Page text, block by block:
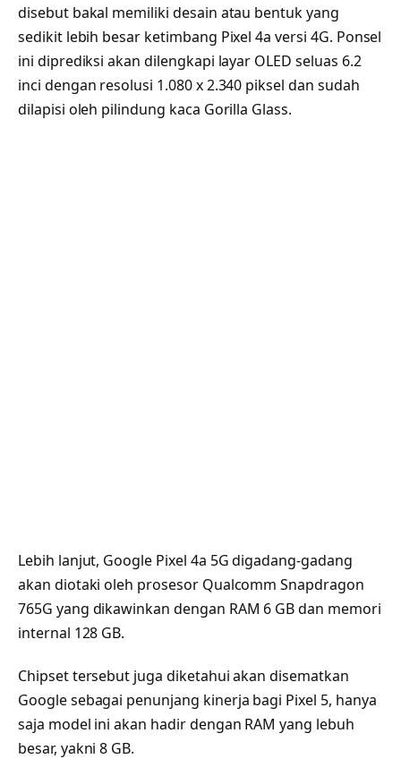
disebut bakal memiliki desain atau bentuk yang
sedikit lebih besar ketimbang Pixel 4a versi 4G. Ponsel
ini diprediksi akan dilengkapi layar OLED seluas 6.2
inci dengan resolusi 1.080 x 2.340 piksel dan sudah
dilapisi oleh pilindung kaca Gorilla Glass.
Lebih lanjut, Google Pixel 4a 5G digadang-gadang
akan diotaki oleh prosesor Qualcomm Snapdragon
765G yang dikawinkan dengan RAM 6 GB dan memori
internal 128 GB.
Chipset tersebut juga diketahui akan disematkan
Google sebagai penunjang kinerja bagi Pixel 5, hanya
saja model ini akan hadir dengan RAM yang lebuh
besar, yakni 8 GB.